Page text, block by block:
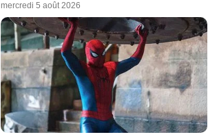
mercredi 5 août 2026